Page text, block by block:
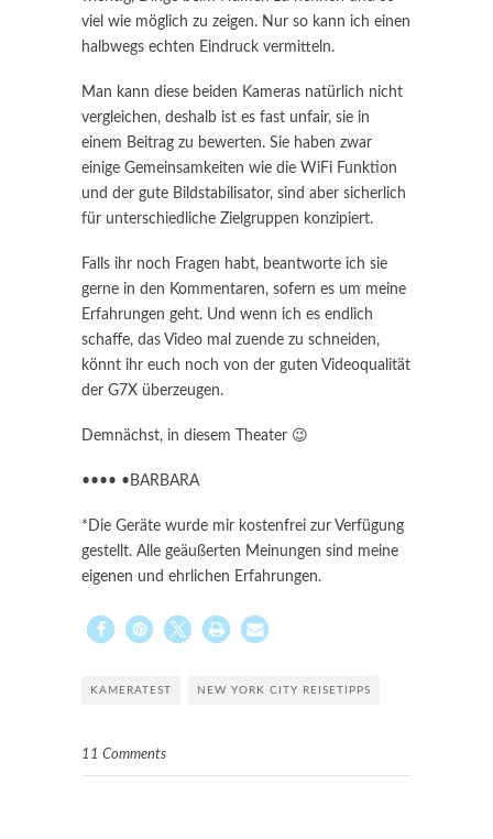
viel wie möglich zu zeigen. Nur so kann ich einen
halbwegs echten Eindruck vermitteln.
Man kann diese beiden Kameras natürlich nicht
vergleichen, deshalb ist es fast unfair, sie in
einem Beitrag zu bewerten. Sie haben zwar
einige Gemeinsamkeiten wie die WiFi Funktion
und der gute Bildstabilisator, sind aber sicherlich
für unterschiedliche Zielgruppen konzipiert.
Falls ihr noch Fragen habt, beantworte ich sie
gerne in den Kommentaren, sofern es um meine
Erfahrungen geht. Und wenn ich es endlich
schaffe, das Video mal zuende zu schneiden,
könnt ihr euch noch von der guten Videoqualität
der G7X überzeugen.
Demnächst, in diesem Theater 😉
•••• •BARBARA
*Die Geräte wurde mir kostenfrei zur Verfügung
gestellt. Alle geäußerten Meinungen sind meine
eigenen und ehrlichen Erfahrungen.
KAMERATEST NEW YORK CITY REISETIPPS
11 Comments